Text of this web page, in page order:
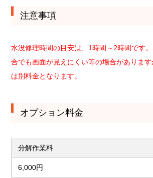
注意事項
水没修理時間の目安は、1時間～2時間です
合でも画面が見えにくい等の場合がありま
は別料金となります。
オプション料金
分解作業料
6,000円